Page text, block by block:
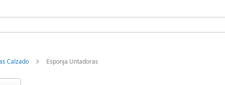
Calzado Esponja Untadoras